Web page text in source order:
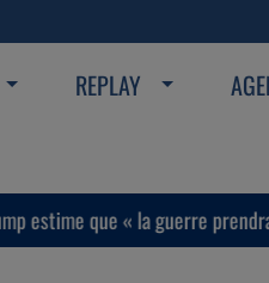
REPLAY
« la guerre prendra bientôt